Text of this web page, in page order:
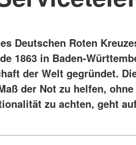
Deutschen Roten
1863 in Baden-
der Welt gegründet.
der Not zu helfen,
zu achten, geht